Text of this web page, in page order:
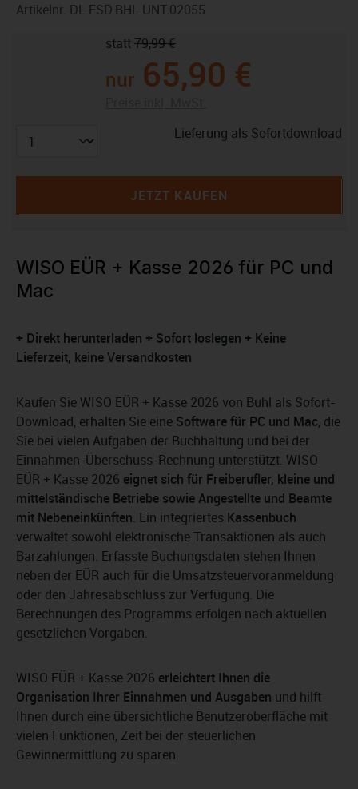
Artikelnr. DL.ESD.BHL.UNT.02055
nur 65,90 €
statt79,99 €
Lieferung als Sofortdownload
JETZT KAUFEN
WISO EÜR + Kasse 2026 für PC und
Mac
+ Direkt herunterladen + Sofort loslegen + Keine
Lieferzeit, keine Versandkosten
Kaufen Sie WISO EÜR + Kasse 2026 von Buhl als Sofort-
Download, erhalten Sie eine Software für PC und Mac, die
Sie bei vielen Aufgaben der Buchhaltung und bei der
Einnahmen-Überschuss-Rechnung unterstützt. WISO
EÜR + Kasse 2026 eignet sich für Freiberufler, kleine und
mittelständische Betriebe sowie Angestellte und Beamte
mit Nebeneinkünften. Ein integriertes Kassenbuch
verwaltet sowohl elektronische Transaktionen als auch
Barzahlungen. Erfasste Buchungsdaten stehen Ihnen
neben der EÜR auch für die Umsatzsteuervoranmeldung
oder den Jahresabschluss zur Verfügung. Die
Berechnungen des Programms erfolgen nach aktuellen
gesetzlichen Vorgaben.
WISO EÜR + Kasse 2026 erleichtert Ihnen die
Organisation Ihrer Einnahmen und Ausgaben und hilft
Ihnen durch eine übersichtliche Benutzeroberfläche mit
vielen Funktionen, Zeit bei der steuerlichen
Gewinnermittlung zu sparen.